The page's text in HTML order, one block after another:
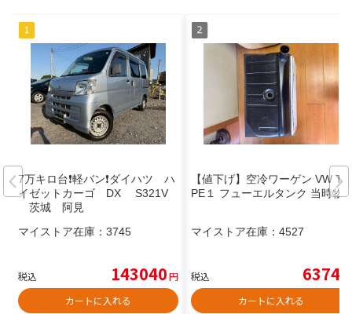
7万キロ台❗軽バン❗️ダイハツ ハ
イゼットカーゴ DX S321V
茨城 阿見
マイストア在庫： 3745
税込 143040円
カートに入れる
【値下げ】空冷ワーゲン VW TY
PE１ フューエルタンク 当時物
マイストア在庫： 4527
税込 6374
カートに入れる